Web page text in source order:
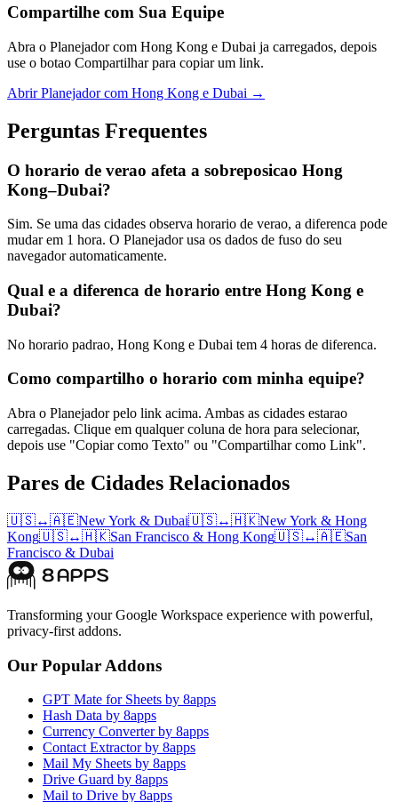
Compartilhe com Sua Equipe
Abra o Planejador com Hong Kong e Dubai ja carregados, depois
use o botao Compartilhar para copiar um link.
Abrir Planejador com Hong Kong e Dubai →
Perguntas Frequentes
O horario de verao afeta a sobreposicao Hong
Kong–Dubai?
Sim. Se uma das cidades observa horario de verao, a diferenca pode
mudar em 1 hora. O Planejador usa os dados de fuso do seu
navegador automaticamente.
Qual e a diferenca de horario entre Hong Kong e
Dubai?
No horario padrao, Hong Kong e Dubai tem 4 horas de diferenca.
Como compartilho o horario com minha equipe?
Abra o Planejador pelo link acima. Ambas as cidades estarao
carregadas. Clique em qualquer coluna de hora para selecionar,
depois use "Copiar como Texto" ou "Compartilhar como Link".
Pares de Cidades Relacionados
🇺🇸↔🇦🇪New York & Dubai🇺🇸↔🇭🇰New York & Hong
Kong🇺🇸↔🇭🇰San Francisco & Hong Kong🇺🇸↔🇦🇪San
Francisco & Dubai
Transforming your Google Workspace experience with powerful,
privacy-first addons.
Our Popular Addons
GPT Mate for Sheets by 8apps
Hash Data by 8apps
Currency Converter by 8apps
Contact Extractor by 8apps
Mail My Sheets by 8apps
Drive Guard by 8apps
Mail to Drive by 8apps